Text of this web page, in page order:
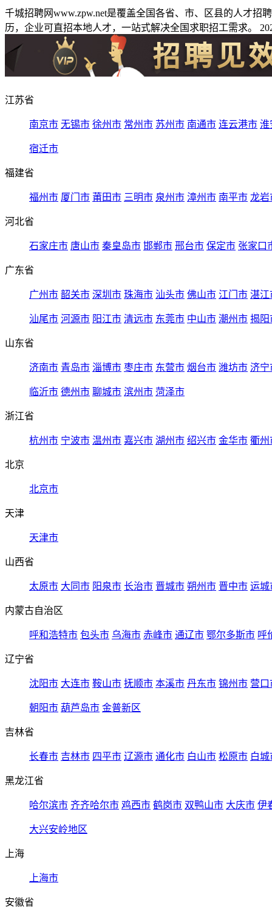
千城招聘网www.zpw.net是覆盖全国各省、市、区县的人才
历，企业可直招本地人才，一站式解决全国求职招工需求。
江苏省
南京市 无锡市 徐州市 常州市 苏州市 南通市 连云港市 淮
宿迁市
福建省
福州市 厦门市 莆田市 三明市 泉州市 漳州市 南平市 龙岩
河北省
石家庄市 唐山市 秦皇岛市 邯郸市 邢台市 保定市 张家口
广东省
广州市 韶关市 深圳市 珠海市 汕头市 佛山市 江门市 湛江
汕尾市 河源市 阳江市 清远市 东莞市 中山市 潮州市 揭阳
山东省
济南市 青岛市 淄博市 枣庄市 东营市 烟台市 潍坊市 济宁
临沂市 德州市 聊城市 滨州市 菏泽市
浙江省
杭州市 宁波市 温州市 嘉兴市 湖州市 绍兴市 金华市 衢州
北京
北京市
天津
天津市
山西省
太原市 大同市 阳泉市 长治市 晋城市 朔州市 晋中市 运城
内蒙古自治区
呼和浩特市 包头市 乌海市 赤峰市 通辽市 鄂尔多斯市 呼
辽宁省
沈阳市 大连市 鞍山市 抚顺市 本溪市 丹东市 锦州市 营口
朝阳市 葫芦岛市 金普新区
吉林省
长春市 吉林市 四平市 辽源市 通化市 白山市 松原市 白城
黑龙江省
哈尔滨市 齐齐哈尔市 鸡西市 鹤岗市 双鸭山市 大庆市 伊
大兴安岭地区
上海
上海市
安徽省